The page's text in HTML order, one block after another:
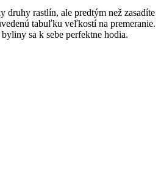
druhy rastlín, ale predtým než zasadíte
tabuľku veľkostí na premeranie.
sa k sebe perfektne hodia.